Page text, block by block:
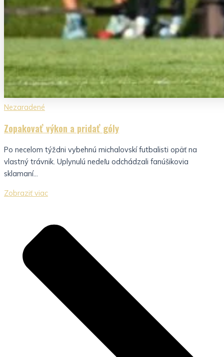
Nezaradené
Zopakovať výkon a pridať góly
Po necelom týždni vybehnú michalovskí futbalisti opäť na
vlastný trávnik. Uplynulú nedeľu odchádzali fanúšikovia
sklamaní...
Zobraziť viac